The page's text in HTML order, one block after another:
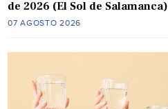
de 2026 (El Sol de Salamanca)
07 AGOSTO 2026